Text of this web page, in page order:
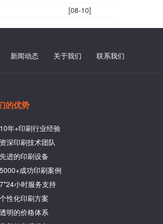
[08-10]
新闻动态 关于我们 联系我们
的优势
10年+印刷行业经验
资深印刷技术团队
先进的印刷设备
5000+成功印刷案例
7*24小时服务支持
个性化印刷方案
透明的价格体系